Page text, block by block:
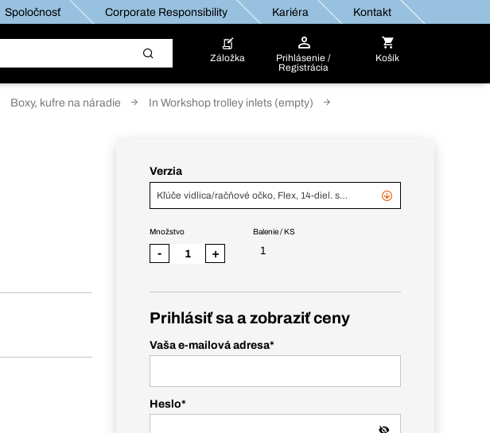
Spoločnosť Corporate Responsibility Kariéra Kontakt
Záložka
Prihlásenie /
Registrácia
Košík
Boxy, kufre na náradie
In Workshop trolley inlets (empty)
Verzia
Kľúče vidlica/račňové očko, Flex, 14-diel. sada, vložka A z tvrdenej peny
Balenie / KS
1
Množstvo
- +
Prihlásiť sa a zobraziť ceny
Vaša e-mailová adresa*
Heslo*